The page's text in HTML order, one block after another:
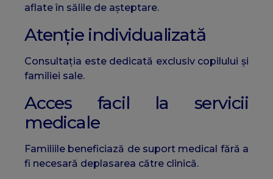
aflate în sălile de așteptare.
Atenție individualizată
Consultația este dedicată exclusiv copilului și
familiei sale.
Acces facil la servicii
medicale
Familiile beneficiază de suport medical fără a
fi necesară deplasarea către clinică.